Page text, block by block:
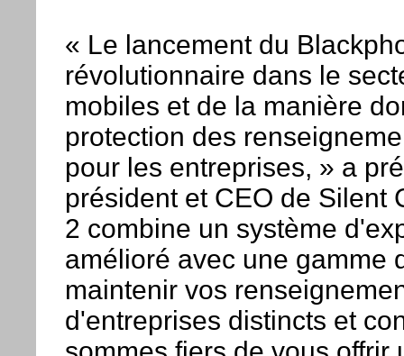
« Le lancement du
révolutionnaire dans le
mobiles et de la manière
protection des
pour les entreprises, » a
président et CEO de Silent
2 combine un système
amélioré avec une gamme
maintenir vos
d'entreprises distincts et